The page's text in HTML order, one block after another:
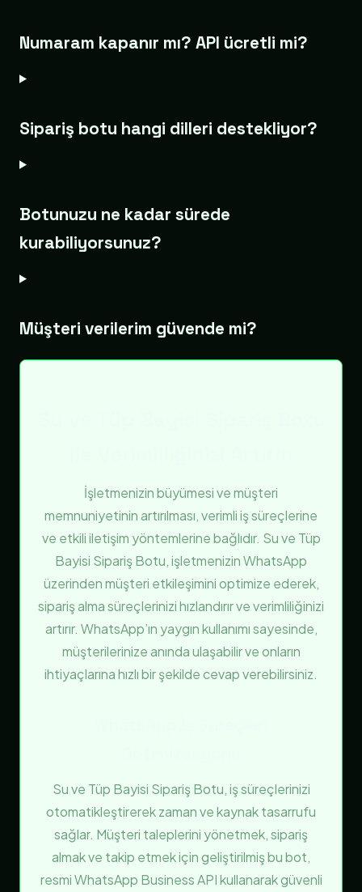
Numaram kapanır mı? API ücretli mi?
Sipariş botu hangi dilleri destekliyor?
Botunuzu ne kadar sürede
kurabiliyorsunuz?
Müşteri verilerim güvende mi?
İşletmenizin büyümesi ve müşteri
memnuniyetinin artırılması, verimli iş süreçlerine
ve etkili iletişim yöntemlerine bağlıdır. Su ve Tüp
Bayisi Sipariş Botu, işletmenizin WhatsApp
üzerinden müşteri etkileşimini optimize ederek,
sipariş alma süreçlerinizi hızlandırır ve verimliliğinizi
artırır. WhatsApp’ın yaygın kullanımı sayesinde,
müşterilerinize anında ulaşabilir ve onların
ihtiyaçlarına hızlı bir şekilde cevap verebilirsiniz.
Su ve Tüp Bayisi Sipariş Botu, iş süreçlerinizi
otomatikleştirerek zaman ve kaynak tasarrufu
sağlar. Müşteri taleplerini yönetmek, sipariş
almak ve takip etmek için geliştirilmiş bu bot,
resmi WhatsApp Business API kullanarak güvenli